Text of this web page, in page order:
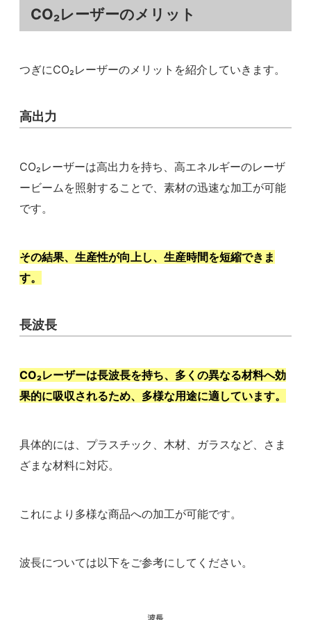
CO₂レーザーのメリット
つぎにCO₂レーザーのメリットを紹介していきます。
高出力
CO₂レーザーは高出力を持ち、高エネルギーのレーザ
ービームを照射することで、素材の迅速な加工が可能
です。
その結果、生産性が向上し、生産時間を短縮できま
す。
長波長
CO₂レーザーは長波長を持ち、多くの異なる材料へ効
果的に吸収されるため、多様な用途に適しています。
具体的には、プラスチック、木材、ガラスなど、さま
ざまな材料に対応。
これにより多様な商品への加工が可能です。
波長については以下をご参考にしてください。